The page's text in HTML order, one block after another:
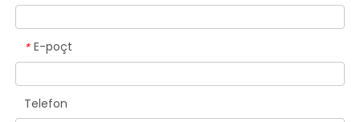
* E-poçt
Telefon